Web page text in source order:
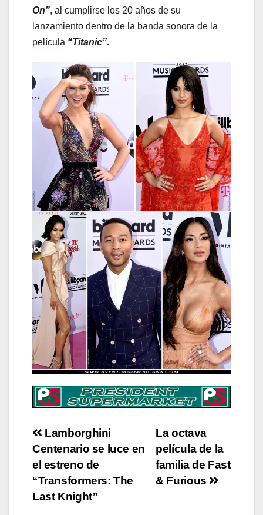
On”, al cumplirse los 20 años de su
lanzamiento dentro de la banda sonora de la
película “Titanic”.
Post
navigation
La octava
película de la
familia de Fast
& Furious
Lamborghini
Centenario se luce en
el estreno de
“Transformers: The
Last Knight”